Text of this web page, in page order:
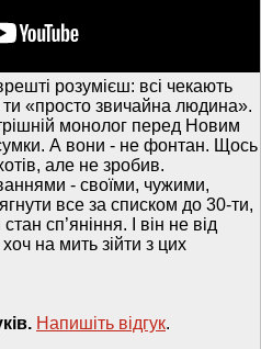
розумієш: всі чекають
ти «просто звичайна людина».
монолог перед Новим
А вони - не фонтан. Щось
але не зробив.
- своїми, чужими,
все за списком до 30-ти,
сп’яніння. І він не від
на мить зійти з цих
Напишiть вiдгук.